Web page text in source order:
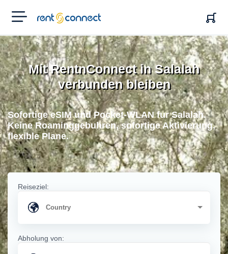
RENT'N
CONNECT
Mit RentnConnect in Salalah
verbunden bleiben
Sofortige eSIM und Pocket-WLAN fur Salalah.
Keine Roaminggebuhren, sofortige Aktivierung,
flexible Plane.
Reiseziel:
Abholung von: